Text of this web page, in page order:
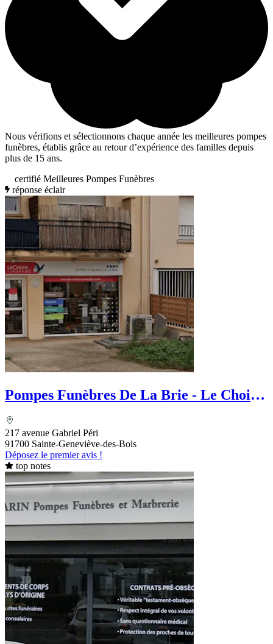
Nous vérifions et sélectionnons chaque année les meilleures pompes
funèbres, établis grâce au retour d’expérience des familles depuis
plus de 15 ans.
certifié Meilleures Pompes Funèbres
réponse éclair
Pompes Funèbres De La Brie - Le Choix
217 avenue Gabriel Péri
91700 Sainte-Geneviève-des-Bois
Déposez le premier avis !
top notes